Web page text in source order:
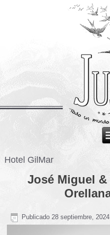
Hotel GilMar
José Miguel
Publicado 28 septiembre, 2024